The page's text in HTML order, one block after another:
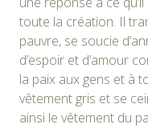
toute la création. Il
pauvre, se soucie
d’espoir et d’amour
la paix aux gens et à
vêtement gris et se
ainsi le vêtement du